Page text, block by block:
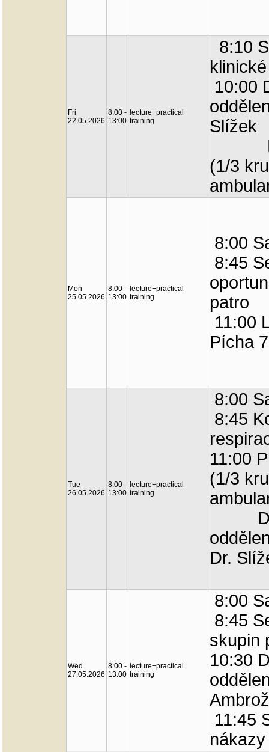
Fri
22.05.2026
8:00 -
13:00
lecture+practical
training
8:10
10:00
Slížek
(1/3
Mon
25.05.2026
8:00 -
13:00
lecture+practical
training
8:00
8:45
patro
11:00
Pícha
Tue
26.05.2026
8:00 -
13:00
lecture+practical
training
8:00
8:45
11:00
(1/3
Dr.
Wed
27.05.2026
8:00 -
13:00
lecture+practical
training
8:00
8:45
skupin
10:30
11:45